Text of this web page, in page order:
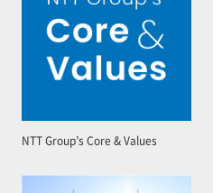
NTT Group’s Core & Values